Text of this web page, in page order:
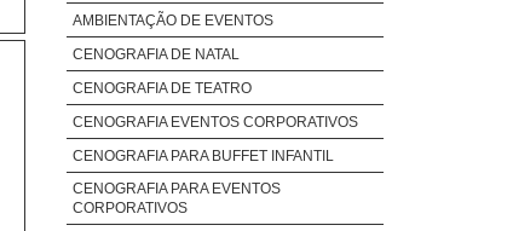
AMBIENTAÇÃO DE EVENTOS
CENOGRAFIA DE NATAL
CENOGRAFIA DE TEATRO
CENOGRAFIA EVENTOS CORPORATIVOS
CENOGRAFIA PARA BUFFET INFANTIL
CENOGRAFIA PARA EVENTOS
CORPORATIVOS